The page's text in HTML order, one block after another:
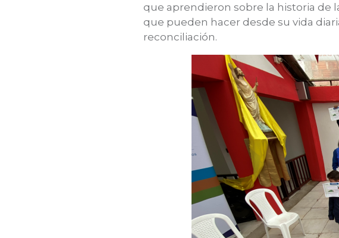
que aprendieron sobre la historia de
que pueden hacer desde su vida
reconciliación.